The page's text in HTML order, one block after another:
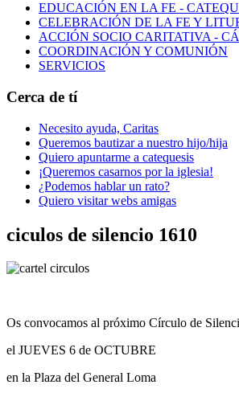
EDUCACIÓN EN LA FE -
CELEBRACIÓN DE LA FE Y
ACCIÓN SOCIO CARITATIVA -
COORDINACIÓN Y COMUNIÓN
SERVICIOS
Cerca de tí
Necesito ayuda, Caritas
Queremos bautizar a nuestro hijo/hija
Quiero apuntarme a catequesis
¡Queremos casarnos por la iglesia!
¿Podemos hablar un rato?
Quiero visitar webs amigas
ciculos de silencio 1610
Os convocamos al próximo Círculo de
el JUEVES 6 de OCTUBRE
en la Plaza del General Loma